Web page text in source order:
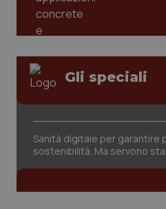
Salute orale & impianti
Tiroide
Tumore al seno
Tumore ovarico
Tumori del Polmone
Gli speciali
Sanità digitale per garantire
sostenibilità. Ma servono